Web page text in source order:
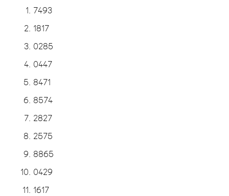
7493
1817
0285
0447
8471
8574
2827
2575
8865
0429
1617